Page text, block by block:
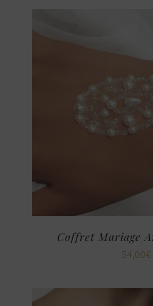
Coffret Mariage
54,00€